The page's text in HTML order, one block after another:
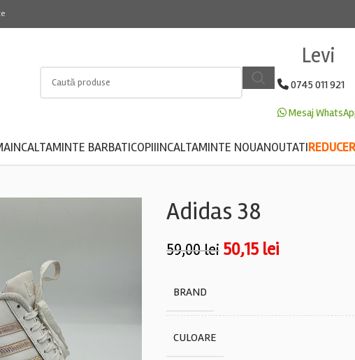
Levi
0745 011 921
Mesaj
INCALTAMINTE BARBATICOPIIINCALTAMINTE NOUANOUTATI
Adidas 38
59,00lei 50,15 lei
BRAND
CULOARE